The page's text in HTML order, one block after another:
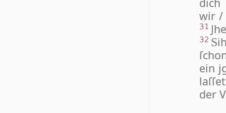
wir /
31
32 S
ein
der